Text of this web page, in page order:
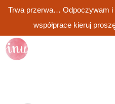
Trwa przerwa… Odpoczywam i
współprace kieruj
Skip